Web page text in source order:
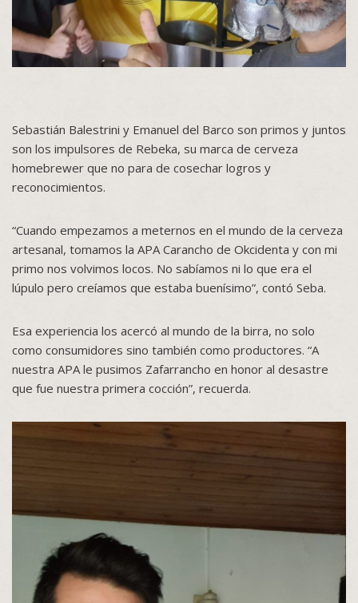
Sebastián Balestrini y Emanuel del Barco son primos y juntos
son los impulsores de Rebeka, su marca de cerveza
homebrewer que no para de cosechar logros y
reconocimientos.
“Cuando empezamos a meternos en el mundo de la cerveza
artesanal, tomamos la APA Carancho de Okcidenta y con mi
primo nos volvimos locos. No sabíamos ni lo que era el
lúpulo pero creíamos que estaba buenísimo”, contó Seba.
Esa experiencia los acercó al mundo de la birra, no solo
como consumidores sino también como productores. “A
nuestra APA le pusimos Zafarrancho en honor al desastre
que fue nuestra primera cocción”, recuerda.